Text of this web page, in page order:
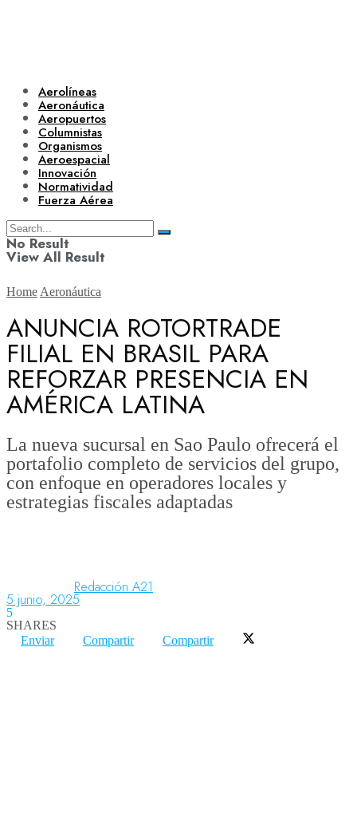
Aerolíneas
Aeronáutica
Aeropuertos
Columnistas
Organismos
Aeroespacial
Innovación
Normatividad
Fuerza Aérea
No Result
View All Result
Aerolíneas
Aeronáutica
Aeropuertos
Organismos
Aeroespacial
Home Aeronáutica
ANUNCIA ROTORTRADE
FILIAL EN BRASIL PARA
REFORZAR PRESENCIA EN
AMÉRICA LATINA
La nueva sucursal en Sao Paulo ofrecerá el
portafolio completo de servicios del grupo,
con enfoque en operadores locales y
estrategias fiscales adaptadas
Redacción A21
5 junio, 2025
5
SHARES
Enviar
Compartir Compartir